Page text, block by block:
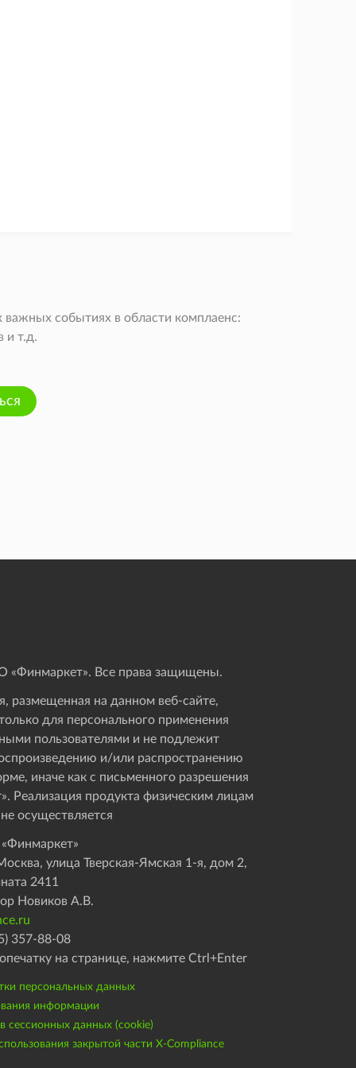
событиях в области комплаенс:
и т.д.
«Финмаркет». Все права защищены.
размещенная на данном веб-сайте,
для персонального применения
пользователями и не подлежит
и/или распространению
иначе как с письменного разрешения
Реализация продукта физическим лицам
осуществляется
улица Тверская-Ямская 1-я, дом 2,
2411
Новиков А.В.
357-88-08
на странице, нажмите Ctrl+Enter
персональных данных
информации
сессионных данных (cookie)
закрытой части X-Compliance